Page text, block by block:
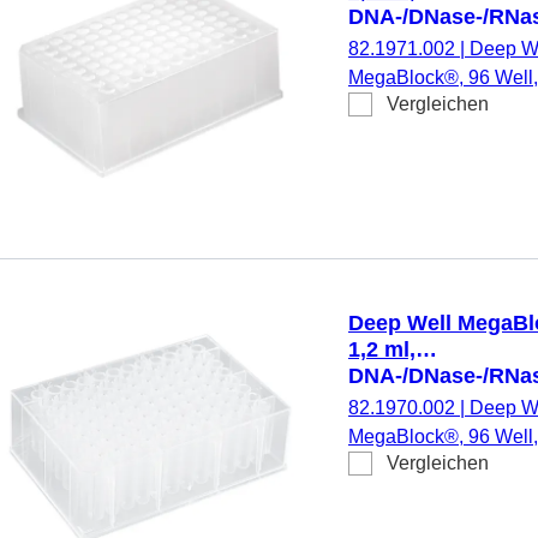
Separator,
CleanXtract 96,
konischer Keil,
PCR Performance
DNA-/DNase-/
pyrogenfrei/
PP
82.1971.002
Deep
MegaBlock®, 96
Rundboden,
Vergleichen
Deep Well
1,2 ml,
DNA-/DNase-/
pyrogenfrei/
PS
82.1970.002
Deep
MegaBlock®, 96
Rundboden,
Vergleichen